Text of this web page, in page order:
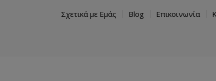
Σχετικά με Εμάς Blog Επικοινωνία